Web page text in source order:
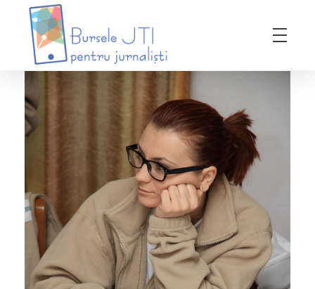
Bursele JTI pentru Jurnalisti
ediția 2018-2019